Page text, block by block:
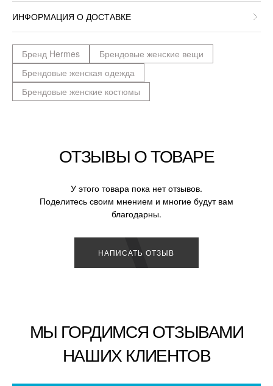
ИНФОРМАЦИЯ О ДОСТАВКЕ
Бренд Hermes
Брендовые женские вещи
Брендовые женская одежда
Брендовые женские костюмы
ОТЗЫВЫ О ТОВАРЕ
У этого товара пока нет отзывов.
Поделитесь своим мнением и многие будут вам
благодарны.
НАПИСАТЬ ОТЗЫВ
МЫ ГОРДИМСЯ ОТЗЫВАМИ
НАШИХ КЛИЕНТОВ